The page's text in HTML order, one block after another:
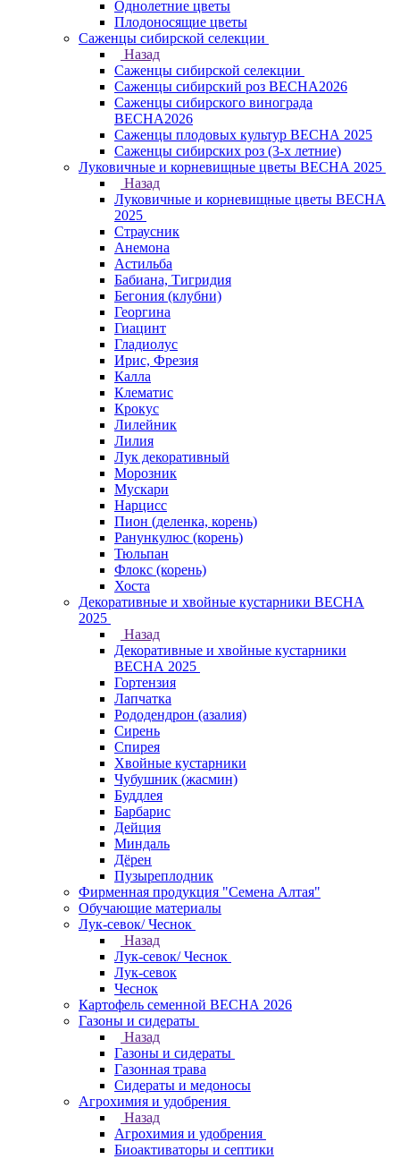
Однолетние цветы
Плодоносящие цветы
Саженцы сибирской селекции
Назад
Саженцы сибирской селекции
Саженцы сибирский роз ВЕСНА2026
Саженцы сибирского винограда
ВЕСНА2026
Саженцы плодовых культур ВЕСНА 2025
Саженцы сибирских роз (3-х летние)
Луковичные и корневищные цветы ВЕСНА 2025
Назад
Луковичные и корневищные цветы ВЕСНА
2025
Страусник
Анемона
Астильба
Бабиана, Тигридия
Бегония (клубни)
Георгина
Гиацинт
Гладиолус
Ирис, Фрезия
Калла
Клематис
Крокус
Лилейник
Лилия
Лук декоративный
Морозник
Мускари
Нарцисс
Пион (деленка, корень)
Ранункулюс (корень)
Тюльпан
Флокс (корень)
Хоста
Декоративные и хвойные кустарники ВЕСНА
2025
Назад
Декоративные и хвойные кустарники
ВЕСНА 2025
Гортензия
Лапчатка
Рододендрон (азалия)
Сирень
Спирея
Хвойные кустарники
Чубушник (жасмин)
Буддлея
Барбарис
Дейция
Миндаль
Дёрен
Пузыреплодник
Фирменная продукция "Семена Алтая"
Обучающие материалы
Лук-севок/ Чеснок
Назад
Лук-севок/ Чеснок
Лук-севок
Чеснок
Картофель семенной ВЕСНА 2026
Газоны и сидераты
Назад
Газоны и сидераты
Газонная трава
Сидераты и медоносы
Агрохимия и удобрения
Назад
Агрохимия и удобрения
Биоактиваторы и септики